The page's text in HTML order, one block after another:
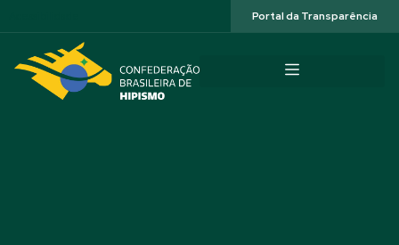
Portal da Transparência